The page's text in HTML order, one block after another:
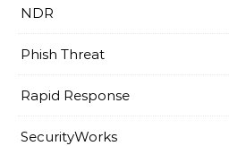
NDR
Phish Threat
Rapid Response
SecurityWorks